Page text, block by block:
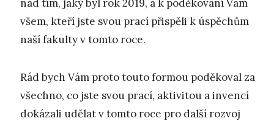
nad tím, jaký byl rok 2019, a k poděkování Vám
všem, kteří jste svou prací přispěli k úspěchům
naší fakulty v tomto roce.
Rád bych Vám proto touto formou poděkoval za
všechno, co jste svou prací, aktivitou a invencí
dokázali udělat v tomto roce pro další rozvoj